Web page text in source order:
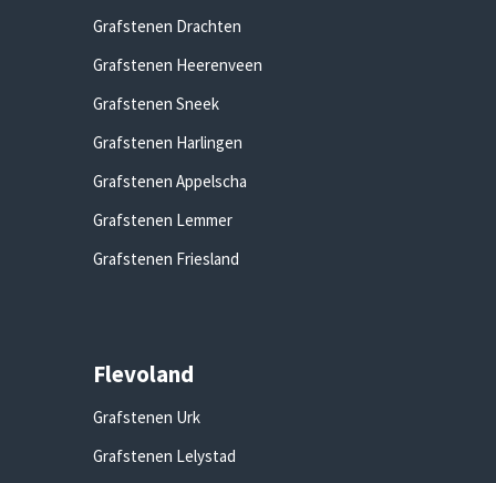
Grafstenen Drachten
Grafstenen Heerenveen
Grafstenen Sneek
Grafstenen Harlingen
Grafstenen Appelscha
Grafstenen Lemmer
Grafstenen Friesland
Flevoland
Grafstenen Urk
Grafstenen Lelystad